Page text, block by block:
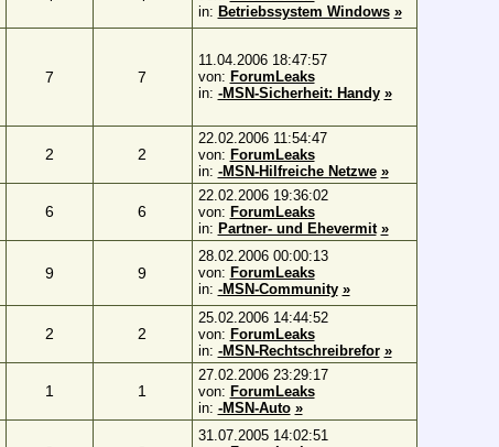
in: Betriebssystem Windows »
7 7
11.04.2006 18:47:57
von: ForumLeaks
in: -MSN-Sicherheit: Handy »
2 2
22.02.2006 11:54:47
von: ForumLeaks
in: -MSN-Hilfreiche Netzwe »
6 6
22.02.2006 19:36:02
von: ForumLeaks
in: Partner- und Ehevermit »
9 9
28.02.2006 00:00:13
von: ForumLeaks
in: -MSN-Community »
2 2
25.02.2006 14:44:52
von: ForumLeaks
in: -MSN-Rechtschreibrefor »
1 1
27.02.2006 23:29:17
von: ForumLeaks
in: -MSN-Auto »
31.07.2005 14:02:51